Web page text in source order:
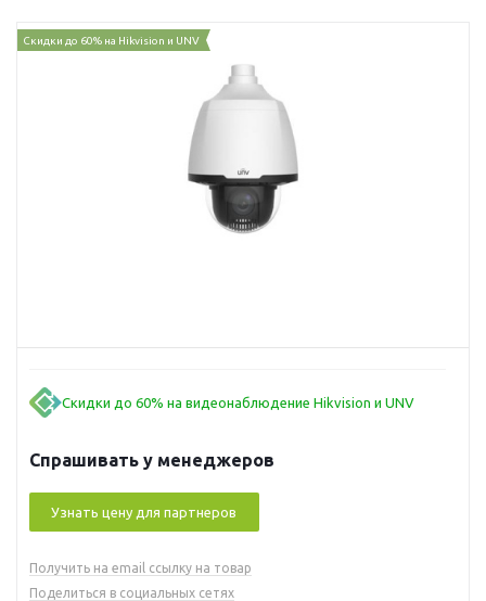
Скидки до 60% на Hikvision и UNV
Скидки до 60% на видеонаблюдение Hikvision и UNV
Спрашивать у менеджеров
Узнать цену для партнеров
Получить на email ссылку на товар
Поделиться в социальных сетях